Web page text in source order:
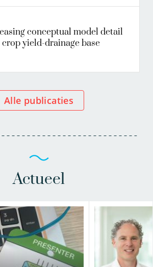
conceptual model detail
yield-drainage base
Alle publicaties
Actueel